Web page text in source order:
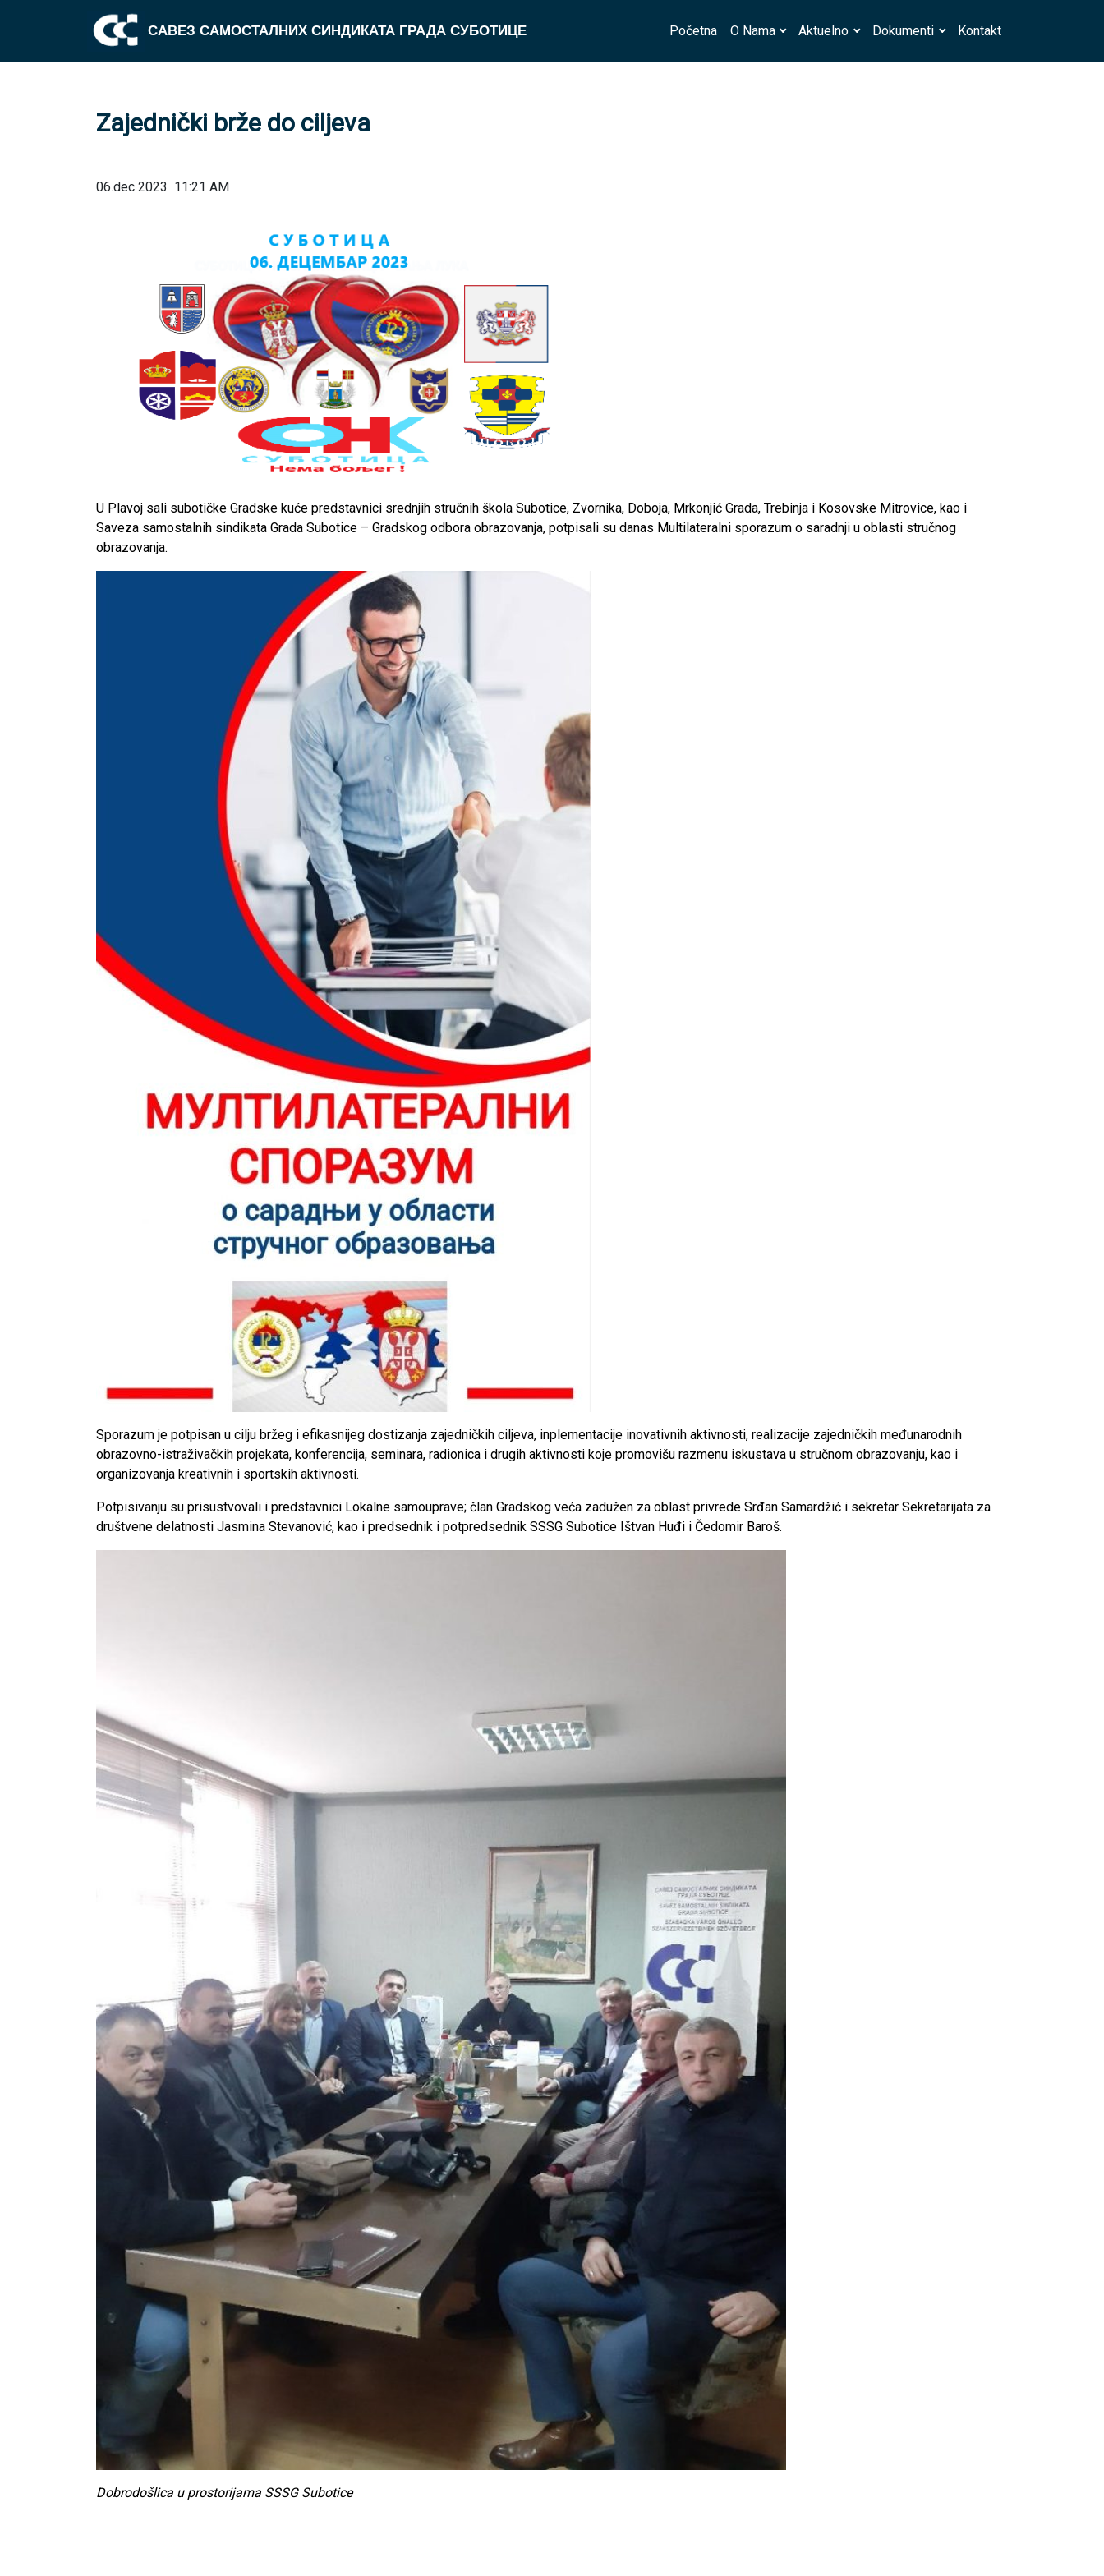
САВЕЗ САМОСТАЛНИХ СИНДИКАТА ГРАДА СУБОТИЦЕ Početna O Nama Aktuelno Dokumenti Kontakt
Zajednički brže do ciljeva
06.dec 2023 11:21 AM
U Plavoj sali subotičke Gradske kuće predstavnici srednjih stručnih škola Subotice, Zvornika, Doboja, Mrkonjić Grada, Trebinja i Kosovske Mitrovice, kao i
Saveza samostalnih sindikata Grada Subotice – Gradskog odbora obrazovanja, potpisali su danas Multilateralni sporazum o saradnji u oblasti stručnog
obrazovanja.
Sporazum je potpisan u cilju bržeg i efikasnijeg dostizanja zajedničkih ciljeva, inplementacije inovativnih aktivnosti, realizacije zajedničkih međunarodnih
obrazovno-istraživačkih projekata, konferencija, seminara, radionica i drugih aktivnosti koje promovišu razmenu iskustava u stručnom obrazovanju, kao i
organizovanja kreativnih i sportskih aktivnosti.
Potpisivanju su prisustvovali i predstavnici Lokalne samouprave; član Gradskog veća zadužen za oblast privrede Srđan Samardžić i sekretar Sekretarijata za
društvene delatnosti Jasmina Stevanović, kao i predsednik i potpredsednik SSSG Subotice Ištvan Huđi i Čedomir Baroš.
Dobrodošlica u prostorijama SSSG Subotice